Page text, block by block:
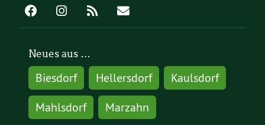
Neues aus …
Biesdorf Hellersdorf
Kaulsdorf
Mahlsdorf
Marzahn